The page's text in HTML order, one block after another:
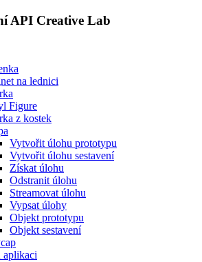
API Creative Lab
na lednici
Figure
z kostek
Vytvořit úlohu prototypu
Vytvořit úlohu sestavení
Získat úlohu
Odstranit úlohu
Streamovat úlohu
Vypsat úlohy
Objekt prototypu
Objekt sestavení
aplikaci